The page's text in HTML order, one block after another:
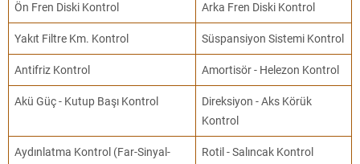
Ön Fren Diski Kontrol Arka Fren Diski Kontrol
Yakıt Filtre Km. Kontrol Süspansiyon Sistemi Kontrol
Antifriz Kontrol Amortisör - Helezon Kontrol
Akü Güç - Kutup Başı Kontrol
Direksiyon - Aks Körük
Kontrol
Aydınlatma Kontrol (Far-Sinyal-
Rotil - Salıncak Kontrol